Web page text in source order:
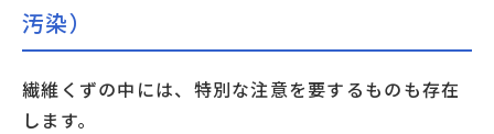
汚染）
繊維くずの中には、特別な注意を要するものも存在
します。